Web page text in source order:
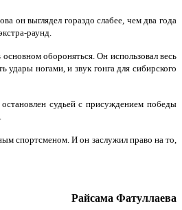
он выглядел гораздо слабее, чем два года
раунд.
обороняться. Он использовал весь
ногами, и звук гонга для сибирского
судьей с присуждением победы
спортсменом. И он заслужил право на то,
Райсама Фатуллаева